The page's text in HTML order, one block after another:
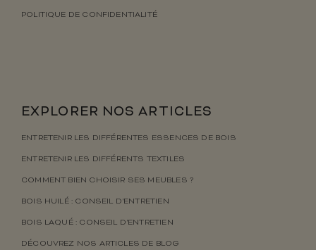
POLITIQUE DE CONFIDENTIALITÉ
EXPLORER NOS ARTICLES
ENTRETENIR LES DIFFÉRENTES ESSENCES DE BOIS
ENTRETENIR LES DIFFÉRENTS TEXTILES
COMMENT BIEN CHOISIR SES MEUBLES ?
BOIS HUILÉ : CONSEIL D’ENTRETIEN
BOIS LAQUÉ : CONSEIL D’ENTRETIEN
DÉCOUVREZ NOS ARTICLES DE BLOG